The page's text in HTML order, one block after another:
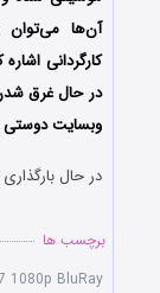
آن‌ها می‌توان
کارگردانی
در حال غرق
وبسایت دوستی
در حال
برچسب ها
1080p BluRay